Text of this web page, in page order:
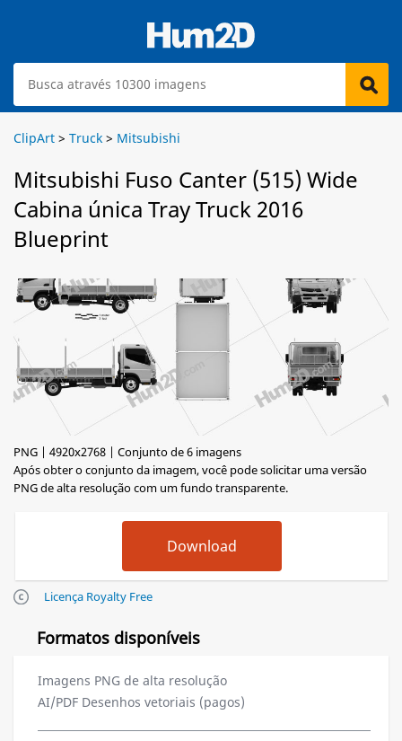
ClipArt > Truck > Mitsubishi
Mitsubishi Fuso Canter (515) Wide
Cabina única Tray Truck 2016
Blueprint
PNG | 4920x2768 | Conjunto de 6 imagens
Após obter o conjunto da imagem, você pode solicitar uma versão
PNG de alta resolução com um fundo transparente.
Licença Royalty Free
Formatos disponíveis
Imagens PNG de alta resolução
AI/PDF Desenhos vetoriais (pagos)